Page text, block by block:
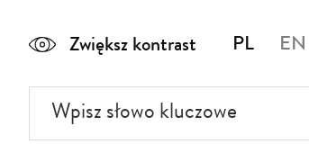
Zwiększ kontrast PL EN
słowo
kluczowe